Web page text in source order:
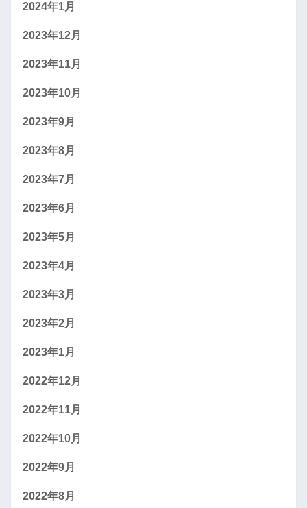
2024年1月
2023年12月
2023年11月
2023年10月
2023年9月
2023年8月
2023年7月
2023年6月
2023年5月
2023年4月
2023年3月
2023年2月
2023年1月
2022年12月
2022年11月
2022年10月
2022年9月
2022年8月